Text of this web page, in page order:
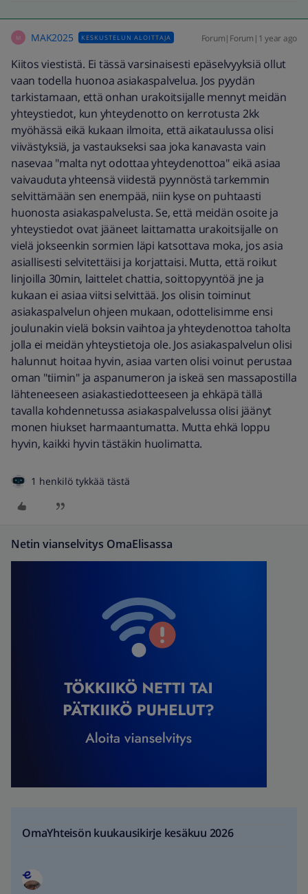
M MAK2025 KESKUSTELUN ALOITTAJA Forum|Forum|1 year ago
Kiitos viestistä. Ei tässä varsinaisesti epäselvyyksiä ollut
vaan todella huonoa asiakaspalvelua. Jos pyydän
tarkistamaan, että onhan urakoitsijalle mennyt meidän
yhteystiedot, kun yhteydenotto on kerrotusta 2kk
myöhässä eikä kukaan ilmoita, että aikataulussa olisi
viivästyksiä, ja vastaukseksi saa joka kanavasta vain
nasevaa "malta nyt odottaa yhteydenottoa" eikä asiaa
vaivauduta yhteensä viidestä pyynnöstä tarkemmin
selvittämään sen enempää, niin kyse on puhtaasti
huonosta asiakaspalvelusta. Se, että meidän osoite ja
yhteystiedot ovat jääneet laittamatta urakoitsijalle on
vielä jokseenkin sormien läpi katsottava moka, jos asia
asiallisesti selvitettäisi ja korjattaisi. Mutta, että roikut
linjoilla 30min, laittelet chattia, soittopyyntöä jne ja
kukaan ei asiaa viitsi selvittää. Jos olisin toiminut
asiakaspalvelun ohjeen mukaan, odottelisimme ensi
joulunakin vielä boksin vaihtoa ja yhteydenottoa taholta
jolla ei meidän yhteystietoja ole. Jos asiakaspalvelun olisi
halunnut hoitaa hyvin, asiaa varten olisi voinut perustaa
oman "tiimin" ja aspanumeron ja iskeä sen massapostilla
lähteneeseen asiakastiedotteeseen ja ehkäpä tällä
tavalla kohdennetussa asiakaspalvelussa olisi jäänyt
monen hiukset harmaantumatta. Mutta ehkä loppu
hyvin, kaikki hyvin tästäkin huolimatta.
1 henkilö tykkää tästä
Netin vianselvitys OmaElisassa
OmaYhteisön kuukausikirje kesäkuu 2026